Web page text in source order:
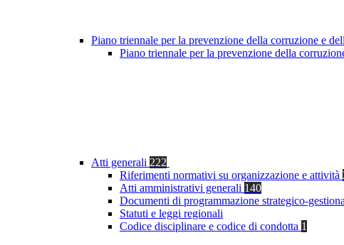
Piano triennale per la prevenzione della corruzione e
Piano triennale per la prevenzione della
Atti generali 222
Riferimenti normativi su organizzazione e attività
Atti amministrativi generali 140
Documenti di programmazione strategico-
Statuti e leggi regionali
Codice disciplinare e codice di condotta 1